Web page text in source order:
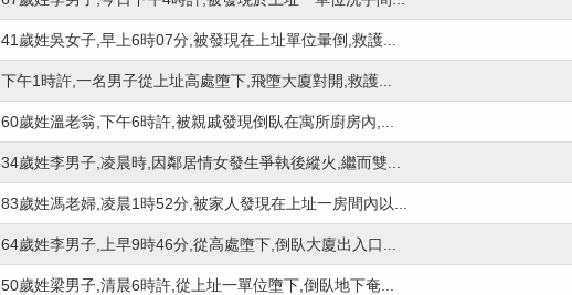
41歲姓吳女子,早上6時07分,被發現在上址單位暈倒,救護...
下午1時許,一名男子從上址高處墮下,飛墮大廈對開,救護...
60歲姓溫老翁,下午6時許,被親戚發現倒臥在寓所廚房內,...
34歲姓李男子,凌晨時,因鄰居情女發生爭執後縱火,繼而雙...
83歲姓馮老婦,凌晨1時52分,被家人發現在上址一房間內以...
64歲姓李男子,上早9時46分,從高處墮下,倒臥大廈出入口...
50歲姓梁男子,清晨6時許,從上址一單位墮下,倒臥地下奄...